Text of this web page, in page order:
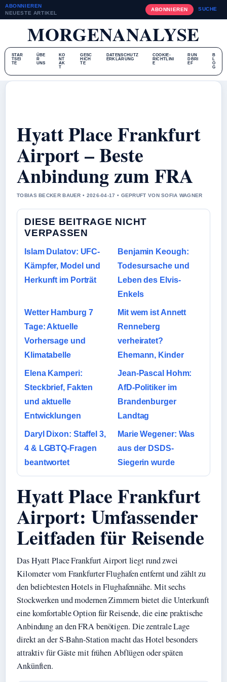
ABONNIEREN
NEUESTE ARTIKEL
ABONNIEREN SUCHE
MORGENANALYSE
STAR
TSEI
TE
ÜBE
R
UNS
KO
NT
AK
T
GESC
HICH
TE
DATENSCHUTZ
ERKLÄRUNG
COOKIE-
RICHTLINI
E
RUN
DBRI
EF
B
L
O
G
Hyatt Place Frankfurt
Airport – Beste
Anbindung zum FRA
TOBIAS BECKER BAUER • 2026-04-17 • GEPRUFT VON SOFIA WAGNER
DIESE BEITRAGE NICHT
VERPASSEN
Islam Dulatov: UFC-
Kämpfer, Model und
Herkunft im Porträt
Benjamin Keough:
Todesursache und
Leben des Elvis-
Enkels
Wetter Hamburg 7
Tage: Aktuelle
Vorhersage und
Klimatabelle
Mit wem ist Annett
Renneberg
verheiratet?
Ehemann, Kinder
Elena Kamperi:
Steckbrief, Fakten
und aktuelle
Entwicklungen
Jean-Pascal Hohm:
AfD-Politiker im
Brandenburger
Landtag
Daryl Dixon: Staffel 3,
4 & LGBTQ-Fragen
beantwortet
Marie Wegener: Was
aus der DSDS-
Siegerin wurde
Hyatt Place Frankfurt
Airport: Umfassender
Leitfaden für Reisende
Das Hyatt Place Frankfurt Airport liegt rund zwei
Kilometer vom Frankfurter Flughafen entfernt und zählt zu
den beliebtesten Hotels in Flughafennähe. Mit sechs
Stockwerken und modernen Zimmern bietet die Unterkunft
eine komfortable Option für Reisende, die eine praktische
Anbindung an den FRA benötigen. Die zentrale Lage
direkt an der S-Bahn-Station macht das Hotel besonders
attraktiv für Gäste mit frühen Abflügen oder späten
Ankünften.